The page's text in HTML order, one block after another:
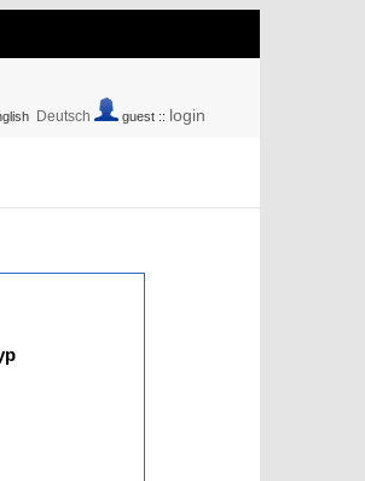
Deutsch guest :: login